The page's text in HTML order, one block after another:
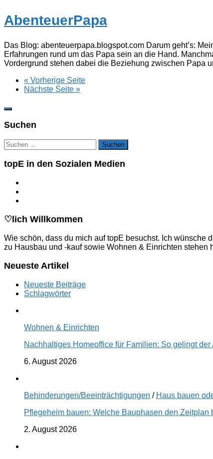
AbenteuerPapa
Das Blog: abenteuerpapa.blogspot.com Darum geht’s:
Erfahrungen rund um das Papa sein an die Hand.
Vordergrund stehen dabei die Beziehung zwischen Papa
« Vorherige Seite
Nächste Seite »
Suchen
Suchen
nach:
topE in den Sozialen Medien
♡lich Willkommen
Wie schön, dass du mich auf topE besuchst. Ich wünsche
zu Hausbau und -kauf sowie Wohnen & Einrichten stehen
Neueste Artikel
Neueste Beiträge
Schlagwörter
Wohnen & Einrichten
Nachhaltiges Homeoffice für Familien: So gelingt
6. August 2026
Behinderungen/Beeinträchtigungen / Haus bauen
Pflegeheim bauen: Welche Bauphasen den
2. August 2026